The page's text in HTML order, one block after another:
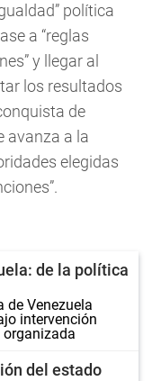
política
a “reglas
y llegar al
los resultados
de
avanza a la
elegidas
de la política
de Venezuela
intervención
organizada
del estado